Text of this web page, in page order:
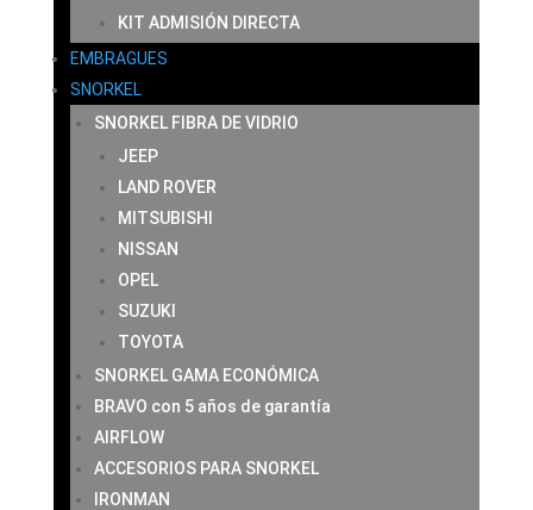
KIT ADMISIÓN DIRECTA
EMBRAGUES
SNORKEL
SNORKEL FIBRA DE VIDRIO
JEEP
LAND ROVER
MITSUBISHI
NISSAN
OPEL
SUZUKI
TOYOTA
SNORKEL GAMA ECONÓMICA
BRAVO con 5 años de garantía
AIRFLOW
ACCESORIOS PARA SNORKEL
IRONMAN